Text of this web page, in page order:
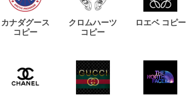
カナダグース
コピー
クロムハーツ
コピー
ロエベ コピー